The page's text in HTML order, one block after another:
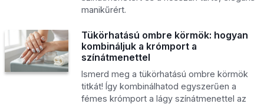
manikűrért.
Tükörhatású ombre körmök: hogyan
kombináljuk a krómport a
színátmenettel
Ismerd meg a tükörhatású ombre körmök
titkát! Így kombinálhatod egyszerűen a
fémes krómport a lágy színátmenettel az